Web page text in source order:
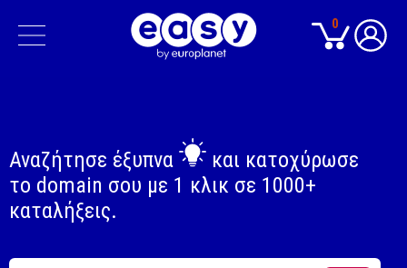
Αναζήτησε έξυπνα
και κατοχύρωσε
το domain σου με 1 κλικ σε 1000+
καταλήξεις.
0